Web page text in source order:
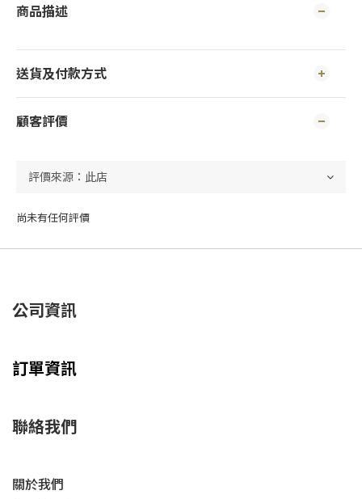
商品描述
送貨及付款方式
顧客評價
尚未有任何評價
公司資訊
訂單資訊
聯絡我們
關於我們